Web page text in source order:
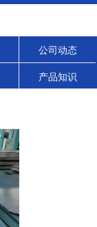
公司动态
产品知识